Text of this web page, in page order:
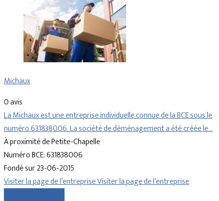
Michaux
0 avis
La Michaux est une entreprise individuelle connue de la BCE sous le
numéro 631838006. La société de déménagement a été créée le…
À proximité de Petite-Chapelle
Numéro BCE: 631838006
Fondé sur 23-06-2015
Visiter la page de l’entrepriseVisiter la page de l’entreprise